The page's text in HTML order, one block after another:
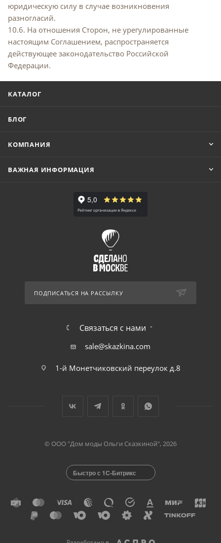
юридическую силу в случае возникновения
разногласий.
10.6. На отношения Сторон, не урегулированные
настоящим Соглашением, распространяется
действующее законодательство Российской
Федерации.
КАТАЛОГ
БЛОГ
КОМПАНИЯ
ВАЖНАЯ ИНФОРМАЦИЯ
ПОДПИСАТЬСЯ НА РАССЫЛКУ
Связаться с нами
sale@skazkina.com
1-й Монетчиковский переулок д.8
© ООО "Дом моды Ольги Сказкиной", 2026
Быстро с 1С-Битрикс